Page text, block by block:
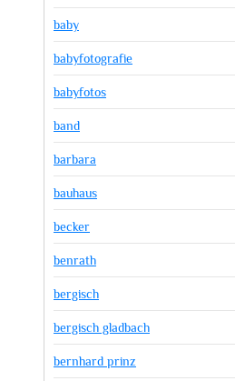
baby
babyfotografie
babyfotos
band
barbara
bauhaus
becker
benrath
bergisch
bergisch gladbach
bernhard prinz